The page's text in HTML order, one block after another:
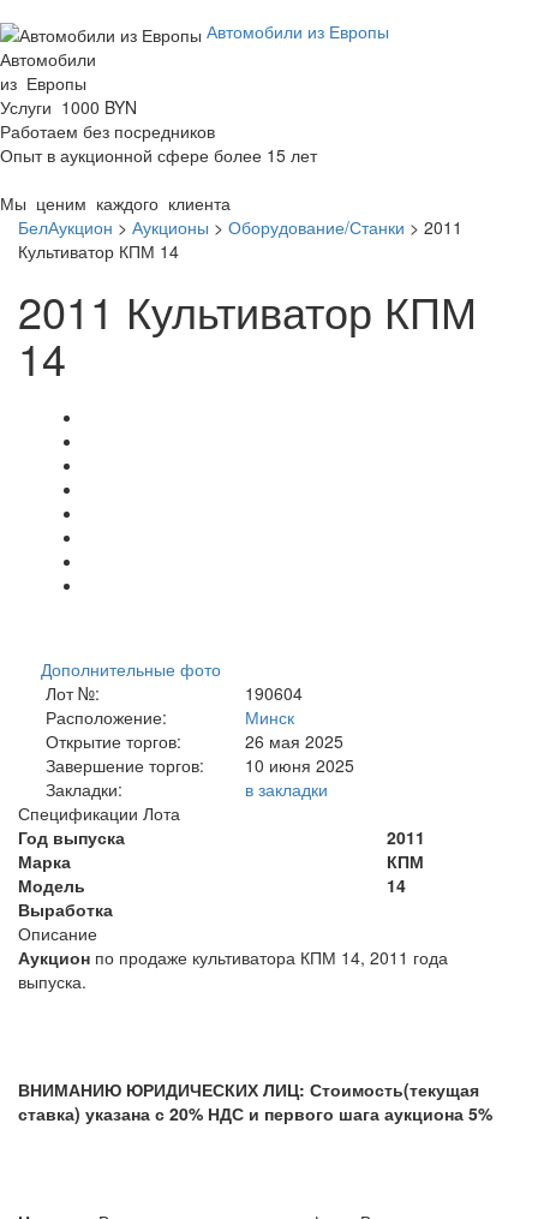
Автомобили из Европы
Автомобили
из Европы
Услуги 1000 BYN
Работаем без посредников
Опыт в аукционной сфере более 15 лет
Мы ценим каждого клиента
БелАукцион > Аукционы > Оборудование/Станки > 2011
Культиватор КПМ 14
2011 Культиватор КПМ
14
Дополнительные фото
Лот №:
190604
Расположение:
Минск
Открытие торгов:
26 мая 2025
Завершение торгов:
10 июня 2025
Закладки:
в закладки
Спецификации Лота
Год выпуска
2011
Марка
КПМ
Модель
14
Выработка
Описание
Аукцион по продаже культиватора КПМ 14, 2011 года
выпуска.
ВНИМАНИЮ ЮРИДИЧЕСКИХ ЛИЦ: Стоимость(текущая
ставка) указана с 20% НДС и первого шага аукциона 5%